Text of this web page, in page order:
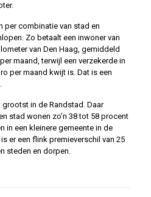
per combinatie van stad en
Zo betaalt een inwoner van
van Den Haag, gemiddeld
maand, terwijl een verzekerde in
per maand kwijt is. Dat is een
in de Randstad. Daar
stad wonen zo’n 38 tot 58 procent
in een kleinere gemeente in de
er een flink premieverschil van 25
steden en dorpen.